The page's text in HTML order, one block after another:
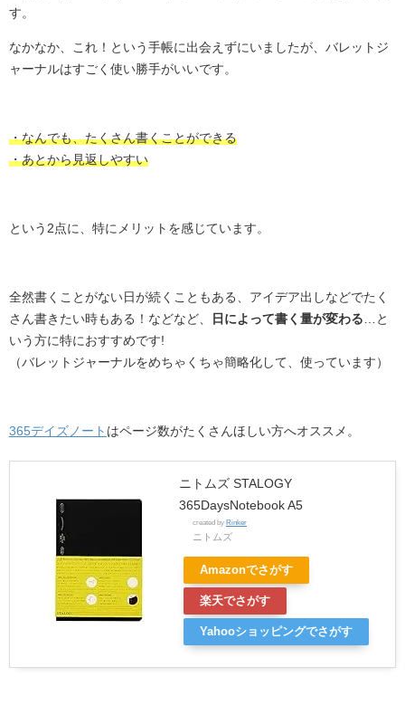
す。
なかなか、これ！という手帳に出会えずにいましたが、バレットジ
ャーナルはすごく使い勝手がいいです。
・なんでも、たくさん書くことができる
・あとから見返しやすい
という2点に、特にメリットを感じています。
全然書くことがない日が続くこともある、アイデア出しなどでたく
さん書きたい時もある！などなど、
日によって書く量が変わる…と
いう方に特におすすめです!
（バレットジャーナルをめちゃくちゃ簡略化して、使っています）
365デイズノート はページ数がたくさんほしい方へオススメ。
ニトムズ STALOGY
365DaysNotebook A5
created by Rinker
ニトムズ
Amazonでさがす
楽天でさがす
Yahooショッピングでさがす